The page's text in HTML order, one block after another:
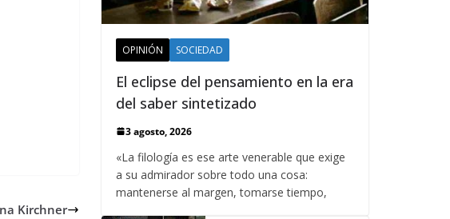
Kirchner
OPINIÓN SOCIEDAD
El eclipse del pensamiento en la era
del saber sintetizado
3 agosto, 2026
«La filología es ese arte venerable que exige
a su admirador sobre todo una cosa:
mantenerse al margen, tomarse tiempo,